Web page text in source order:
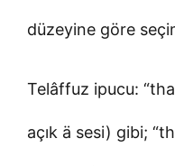
düzeyine göre
Telâffuz ipucu:
açık ä sesi) gibi;